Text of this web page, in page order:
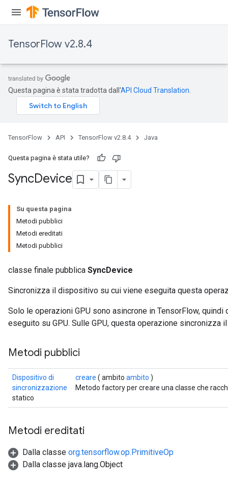
TensorFlow v2.8.4
Questa pagina è stata tradotta dall'API Cloud Translation
TensorFlow API TensorFlow v2.8.4 Java
Questa pagina è stata utile?
SyncDevice
Su questa pagina
Metodi pubblici
Metodi ereditati
Metodi pubblici
classe finale pubblica SyncDevice
Sincronizza il dispositivo su cui viene eseguita questa
Solo le operazioni GPU sono asincrone in TensorFlow,
eseguito su GPU. Sulle GPU, questa operazione sincronizza
Metodi pubblici
Dispositivo di
sincronizzazione
statico
creare ( ambito ambito )
Metodo factory per creare una classe che
Metodi ereditati
Dalla classe org.tensorflow.op.PrimitiveOp
Dalla classe java.lang.Object